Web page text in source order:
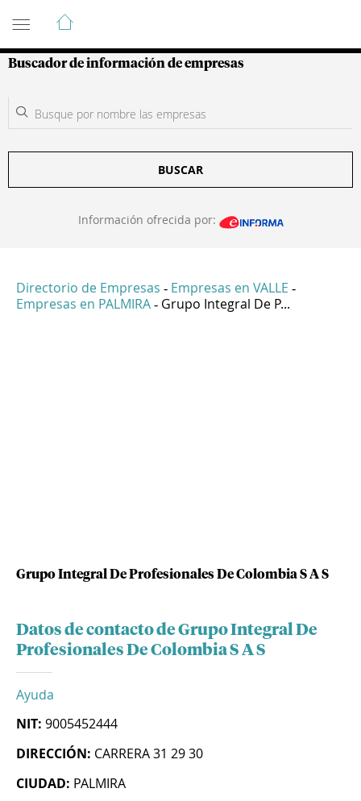
Guía de Empresas Colombianas
Buscador de información de empresas
BUSCAR
Información ofrecida por:
Directorio de Empresas - Empresas en VALLE -
Empresas en PALMIRA - Grupo Integral De P...
Grupo Integral De Profesionales De Colombia S A S
Datos de contacto de Grupo Integral De
Profesionales De Colombia S A S
Ayuda
NIT: 9005452444
DIRECCIÓN: CARRERA 31 29 30
CIUDAD: PALMIRA